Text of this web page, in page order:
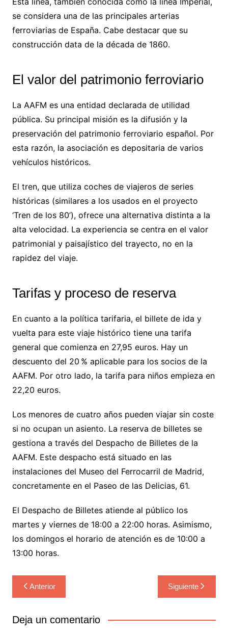
se considera una de las principales arterias
ferroviarias de España. Cabe destacar que su
construcción data de la década de 1860.
El valor del patrimonio ferroviario
La AAFM es una entidad declarada de utilidad
pública. Su principal misión es la difusión y la
preservación del patrimonio ferroviario español. Por
esta razón, la asociación es depositaria de varios
vehículos históricos.
El tren, que utiliza coches de viajeros de series
históricas (similares a los usados en el proyecto
‘Tren de los 80’), ofrece una alternativa distinta a la
alta velocidad. La experiencia se centra en el valor
patrimonial y paisajístico del trayecto, no en la
rapidez del viaje.
Tarifas y proceso de reserva
En cuanto a la política tarifaria, el billete de ida y
vuelta para este viaje histórico tiene una tarifa
general que comienza en 27,95 euros. Hay un
descuento del 20 % aplicable para los socios de la
AAFM. Por otro lado, la tarifa para niños empieza en
22,20 euros.
Los menores de cuatro años pueden viajar sin coste
si no ocupan un asiento. La reserva de billetes se
gestiona a través del Despacho de Billetes de la
AAFM. Este despacho está situado en las
instalaciones del Museo del Ferrocarril de Madrid,
concretamente en el Paseo de las Delicias, 61.
El Despacho de Billetes atiende al público los
martes y viernes de 18:00 a 22:00 horas. Asimismo,
los domingos el horario de atención es de 10:00 a
13:00 horas.
Navegación
de
entradas
Anterior Siguiente
Deja un comentario